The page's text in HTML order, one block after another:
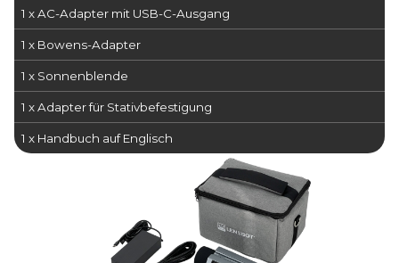
1 x AC-Adapter mit USB-C-Ausgang
1 x Bowens-Adapter
1 x Sonnenblende
1 x Adapter für Stativbefestigung
1 x Handbuch auf Englisch